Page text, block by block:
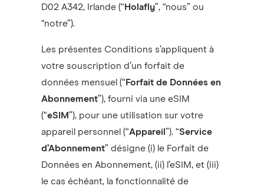
D02 A342, Irlande (“ Holafly”, “nous” ou
“notre”).
Les présentes Conditions s’appliquent à
votre souscription d’un forfait de
données mensuel (“ Forfait de Données en
Abonnement”), fourni via une eSIM
(“eSIM”), pour une utilisation sur votre
appareil personnel (“Appareil ”). “Service
d’Abonnement” désigne (i) le Forfait de
Données en Abonnement, (ii) l’eSIM, et (iii)
le cas échéant, la fonctionnalité de